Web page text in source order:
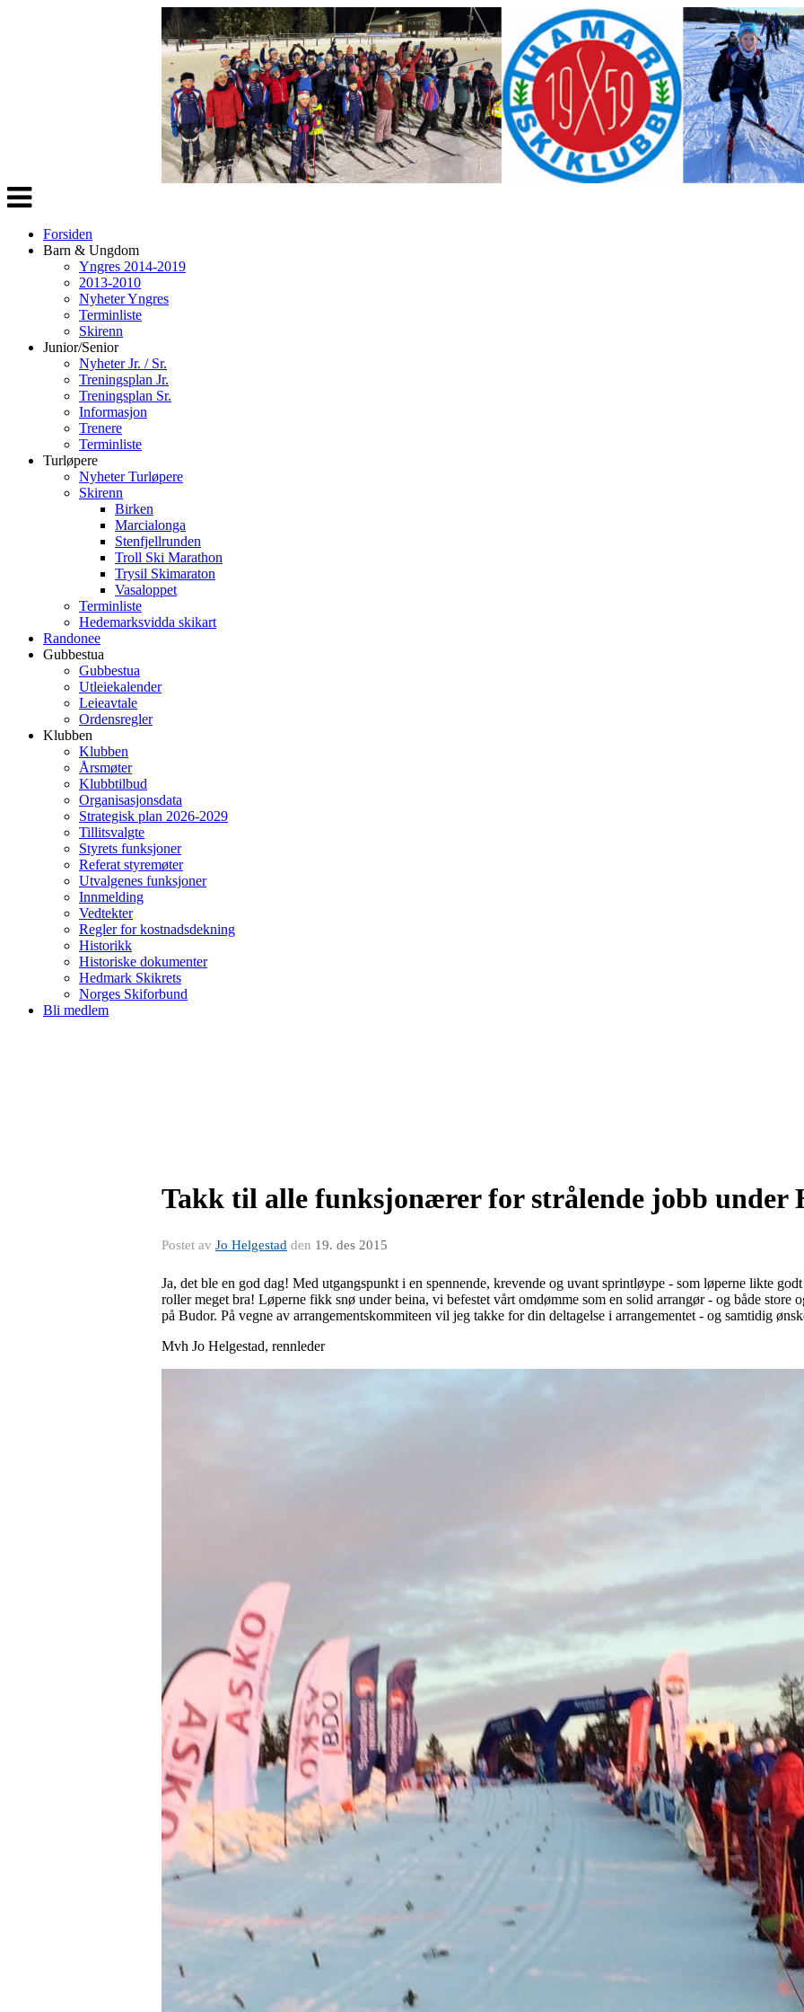
Veksle
navigasjon
Forsiden
Barn & Ungdom
Yngres 2014-2019
2013-2010
Nyheter Yngres
Terminliste
Skirenn
Junior/Senior
Nyheter Jr. / Sr.
Treningsplan Jr.
Treningsplan Sr.
Informasjon
Trenere
Terminliste
Turløpere
Nyheter Turløpere
Skirenn
Birken
Marcialonga
Stenfjellrunden
Troll Ski Marathon
Trysil Skimaraton
Vasaloppet
Terminliste
Hedemarksvidda skikart
Randonee
Gubbestua
Gubbestua
Utleiekalender
Leieavtale
Ordensregler
Klubben
Klubben
Årsmøter
Klubbtilbud
Organisasjonsdata
Strategisk plan 2026-2029
Tillitsvalgte
Styrets funksjoner
Referat styremøter
Utvalgenes funksjoner
Innmelding
Vedtekter
Regler for kostnadsdekning
Historikk
Historiske dokumenter
Hedmark Skikrets
Norges Skiforbund
Bli medlem
Takk til alle funksjonærer for strålende jobb under
Postet av Jo Helgestad den 19. des 2015
Ja, det ble en god dag! Med utgangspunkt i en spennende, krevende og uvant sprintløype - som løperne likte
roller meget bra! Løperne fikk snø under beina, vi befestet vårt omdømme som en solid arrangør - og både store
på Budor. På vegne av arrangementskommiteen vil jeg takke for din deltagelse i arrangementet - og samtidig
Mvh Jo Helgestad, rennleder